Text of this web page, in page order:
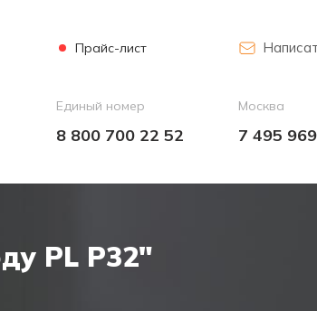
Прайс-лист
Единый номер
8 800 700 22 52
Москва
7 495
PL Р32"